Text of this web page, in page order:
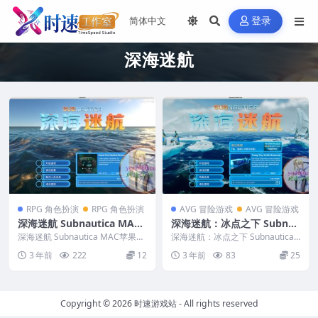
登录
深海迷航
RPG 角色扮演 RPG 角色扮演
深海迷航 Subnautica MAC
苹果电脑游戏 原生中文版 支
持11 12 13 14
深海迷航 Subnautica MAC苹果电
脑游戏 原生中文版 支持11 12 ...
3 年前 222 12
AVG 冒险游戏 AVG 冒险游戏
深海迷航：冰点之下 Subnau
tica: Below Zero 苹果 MAC
电脑游戏 原生中文版
深海迷航：冰点之下 Subnautica:
3 年前 83 25
Copyright © 2026时速游戏站- All rights reserved